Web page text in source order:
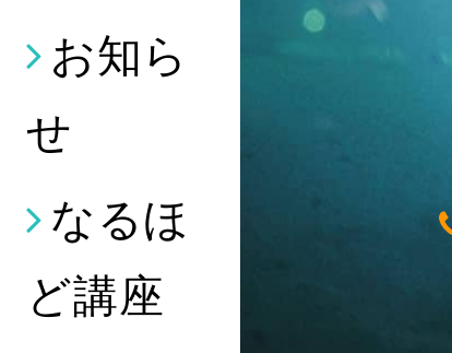
お知ら
せ
なるほ
ど講座